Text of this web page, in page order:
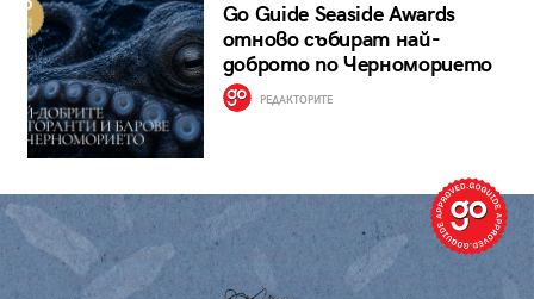
Go Guide Seaside Awards
отново събират най-
доброто по Черноморието
РЕДАКТОРИТЕ